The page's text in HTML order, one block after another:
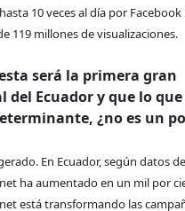
10 veces al día por Facebook
119 millones de visualizaciones.
será la primera gran
Ecuador y que lo que
¿no es un
En Ecuador, según datos
ha aumentado en un mil por
está transformando las